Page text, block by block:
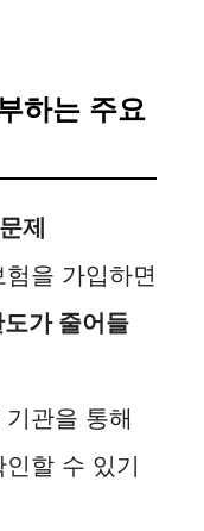
하는 주요
제
을 가입하면
가 줄어들
관을 통해
할 수 있기